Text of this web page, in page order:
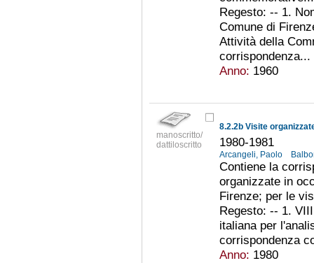
Regesto: -- 1.
Comune di
Attività della
corrispondenza...
Anno: 1960
manoscritto/
dattiloscritto
8.2.2b Visite
1980-1981
Arcangeli, Paolo
Contiene la
organizzate in
Firenze; per le
Regesto: -- 1.
italiana per
corrispondenza
Anno: 1980